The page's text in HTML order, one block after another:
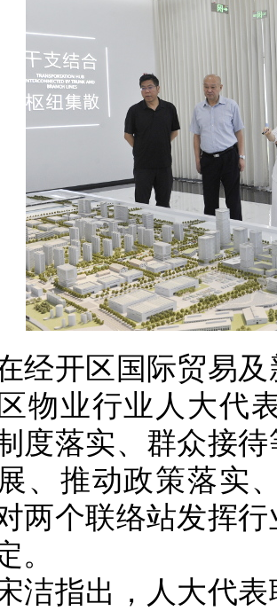
开区国际贸易及
物业行业人大代
度落实、群众接
、推动政策落实
两个联络站发挥
。
指出，人大代表